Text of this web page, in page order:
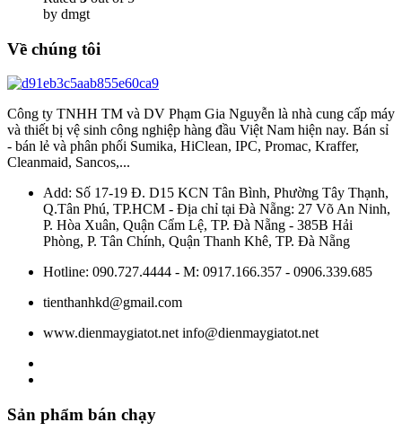
by dmgt
Về chúng tôi
Công ty TNHH TM và DV Phạm Gia Nguyễn là nhà cung cấp máy
và thiết bị vệ sinh công nghiệp hàng đầu Việt Nam hiện nay. Bán sỉ
- bán lẻ và phân phối Sumika, HiClean, IPC, Promac, Kraffer,
Cleanmaid, Sancos,...
Add: Số 17-19 Đ. D15 KCN Tân Bình, Phường Tây Thạnh,
Q.Tân Phú, TP.HCM - Địa chỉ tại Đà Nẵng: 27 Võ An Ninh,
P. Hòa Xuân, Quận Cẩm Lệ, TP. Đà Nẵng - 385B Hải
Phòng, P. Tân Chính, Quận Thanh Khê, TP. Đà Nẵng
Hotline: 090.727.4444 - M: 0917.166.357 - 0906.339.685
tienthanhkd@gmail.com
www.dienmaygiatot.net info@dienmaygiatot.net
Sản phẩm bán chạy